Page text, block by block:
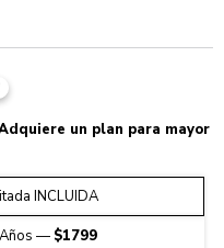
un plan para mayor
INCLUIDA
— $1799